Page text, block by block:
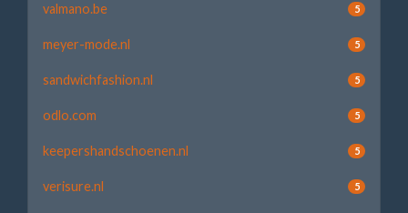
valmano.be 5
meyer-mode.nl 5
sandwichfashion.nl 5
odlo.com 5
keepershandschoenen.nl 5
verisure.nl 5